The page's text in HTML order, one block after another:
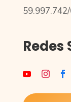
Redes